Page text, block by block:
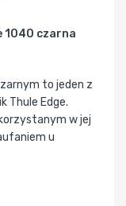
1040 czarna
to jeden z
Thule Edge.
w jej
u